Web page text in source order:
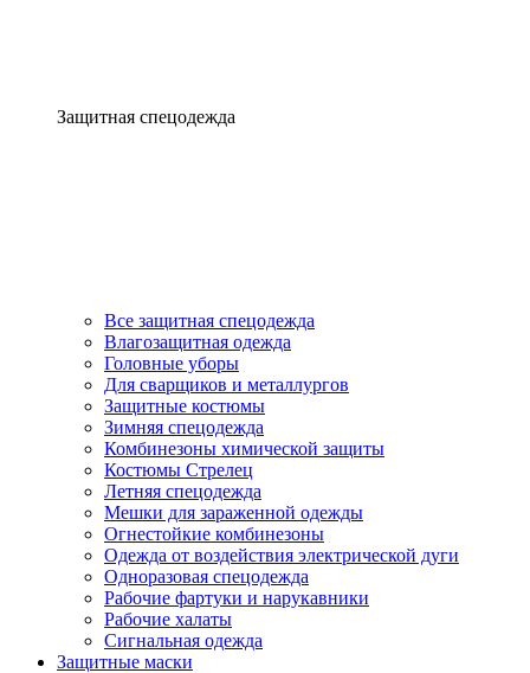
Защитная спецодежда
Все защитная спецодежда
Влагозащитная одежда
Головные уборы
Для сварщиков и металлургов
Защитные костюмы
Зимняя спецодежда
Комбинезоны химической защиты
Костюмы Стрелец
Летняя спецодежда
Мешки для зараженной одежды
Огнестойкие комбинезоны
Одежда от воздействия электрической дуги
Одноразовая спецодежда
Рабочие фартуки и нарукавники
Рабочие халаты
Сигнальная одежда
Защитные маски